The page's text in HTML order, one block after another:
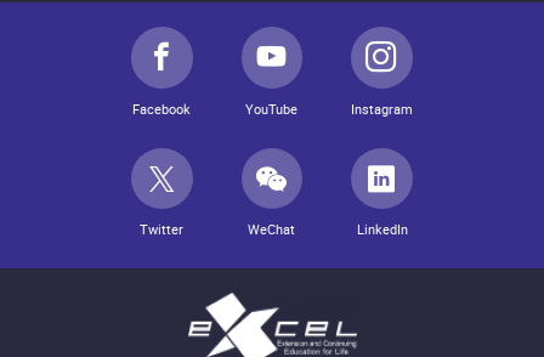
Facebook YouTube Instagram
Twitter WeChat LinkedIn